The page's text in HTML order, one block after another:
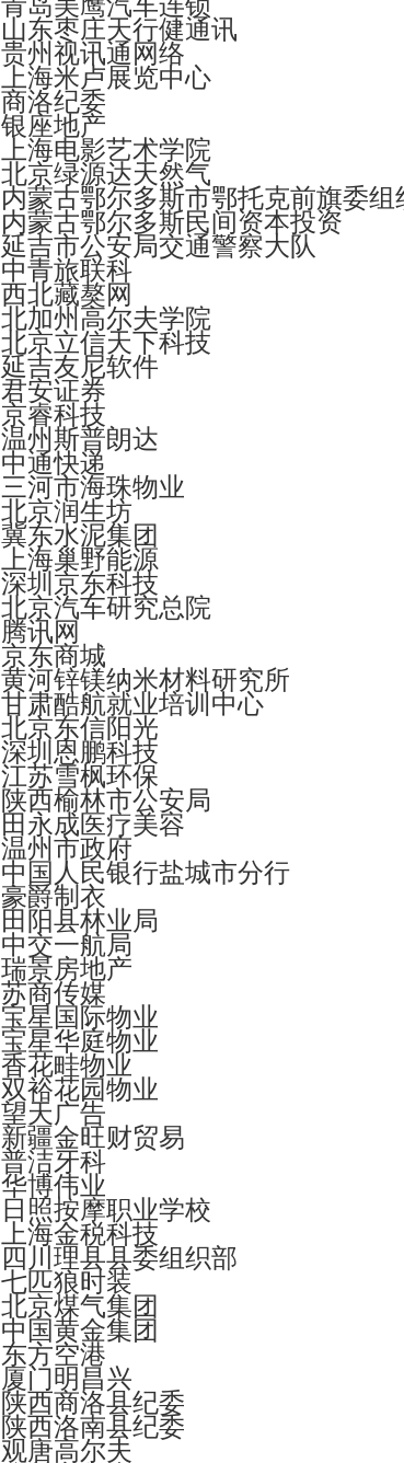
山东枣庄天行健通讯
贵州视讯通网络
上海米卢展览中心
商洛纪委
银座地产
上海电影艺术学院
北京绿源达天然气
内蒙古鄂尔多斯市鄂托克前旗委组
内蒙古鄂尔多斯民间资本投资
延吉市公安局交通警察大队
中青旅联科
西北藏獒网
北加州高尔夫学院
北京立信天下科技
延吉友尼软件
君安证券
京睿科技
温州斯普朗达
中通快递
三河市海珠物业
北京润生坊
冀东水泥集团
上海巢野能源
深圳京东科技
北京汽车研究总院
腾讯网
京东商城
黄河锌镁纳米材料研究所
甘肃酷航就业培训中心
北京东信阳光
深圳恩鹏科技
江苏雪枫环保
陕西榆林市公安局
田永成医疗美容
温州市政府
中国人民银行盐城市分行
豪爵制衣
田阳县林业局
中交一航局
瑞景房地产
苏商传媒
宝星国际物业
宝星华庭物业
香花畦物业
双裕花园物业
望天广告
新疆金旺财贸易
普洁牙科
华博伟业
日照按摩职业学校
上海金税科技
四川理县县委组织部
七匹狼时装
北京煤气集团
中国黄金集团
东方空港
厦门明昌兴
陕西商洛县纪委
陕西洛南县纪委
观唐高尔夫